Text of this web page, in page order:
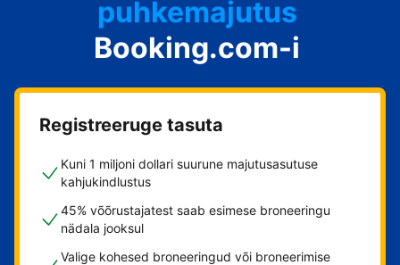
puhkemajutus
külalistemaja
hostel
Booking.com-i
Registreeruge tasuta
Kuni 1 miljoni dollari suurune majutusasutuse
kahjukindlustus
45% võõrustajatest saab esimese broneeringu
nädala jooksul
Valige kohesed broneeringud või broneerimise